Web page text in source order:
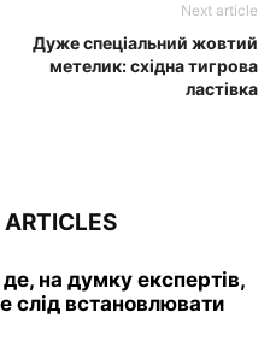
Next article
Дуже спеціальний жовтий
метелик: східна тигрова
ластівка
на думку експертів,
слід встановлювати